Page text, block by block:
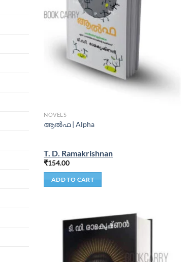
NOVELS
ആല്‍ഫ | Alpha
T. D. Ramakrishnan
₹154.00
ADD TO CART